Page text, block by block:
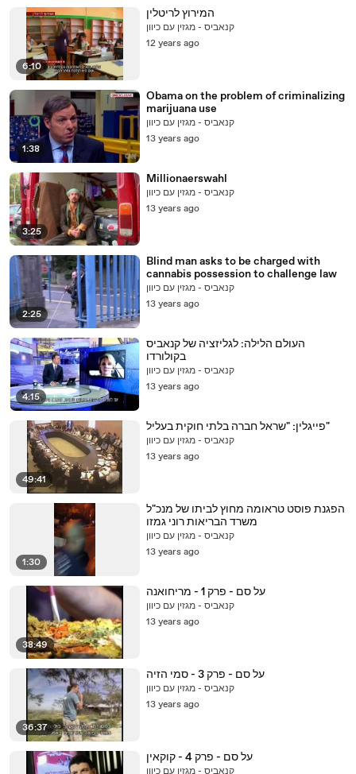
6:10
המירוץ לריטלין
קנאביס - מגזין עם כיוון
12 years ago
1:38
Obama on the problem of criminalizing
marijuana use
קנאביס - מגזין עם כיוון
13 years ago
3:25
Millionaerswahl
קנאביס - מגזין עם כיוון
13 years ago
2:25
Blind man asks to be charged with
cannabis possession to challenge law
קנאביס - מגזין עם כיוון
13 years ago
4:15
העולם הלילה: לגליזציה של קנאביס
בקולורדו
קנאביס - מגזין עם כיוון
13 years ago
49:41
פייגלין: "שראל חברה בלתי חוקית בעליל"
קנאביס - מגזין עם כיוון
13 years ago
1:30
הפגנת פוסט טראומה מחוץ לביתו של מנכ"ל
משרד הבריאות רוני גמזו
קנאביס - מגזין עם כיוון
13 years ago
38:49
על סם - פרק 1 - מריחואנה
קנאביס - מגזין עם כיוון
13 years ago
36:37
על סם - פרק 3 - סמי הזיה
קנאביס - מגזין עם כיוון
13 years ago
על סם - פרק 4 - קוקאין